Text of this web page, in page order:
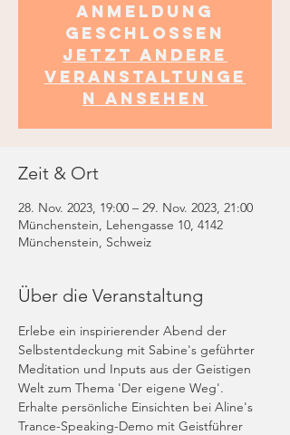
Anmeldung
geschlossen
Jetzt andere
Veranstaltunge
n ansehen
Zeit & Ort
28. Nov. 2023, 19:00 – 29. Nov. 2023, 21:00
Münchenstein, Lehengasse 10, 4142
Münchenstein, Schweiz
Über die Veranstaltung
Erlebe ein inspirierender Abend der
Selbstentdeckung mit Sabine's geführter
Meditation und Inputs aus der Geistigen
Welt zum Thema 'Der eigene Weg'.
Erhalte persönliche Einsichten bei Aline's
Trance-Speaking-Demo mit Geistführer